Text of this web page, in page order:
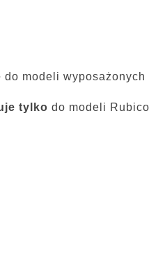
do modeli wyposażonych
tylko do modeli